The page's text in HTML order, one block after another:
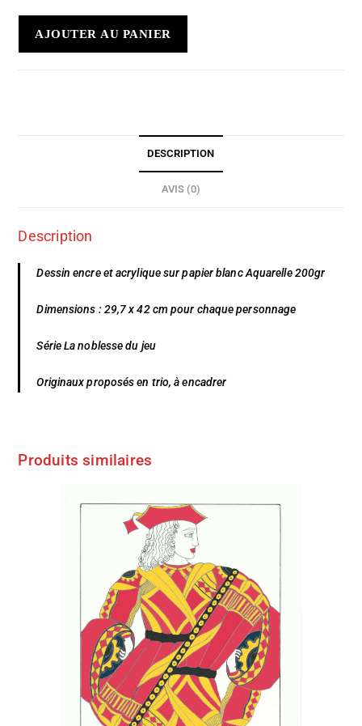
AJOUTER AU PANIER
DESCRIPTION
AVIS (0)
Description
Dessin encre et acrylique sur papier blanc Aquarelle 200gr
Dimensions : 29,7 x 42 cm pour chaque personnage
Série La noblesse du jeu
Originaux proposés en trio, à encadrer
Produits similaires